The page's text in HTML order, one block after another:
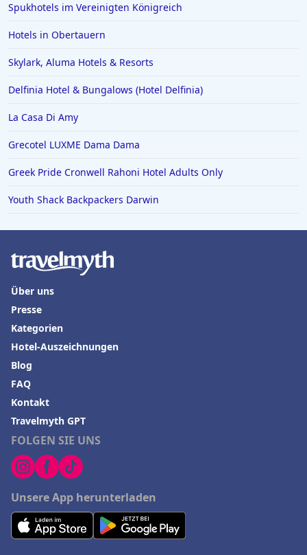
Spukhotels im Vereinigten Königreich
Hotels in Obertauern
Skylark, Aluma Hotels & Resorts
Delfinia Hotel & Bungalows (Hotel Delfinia)
La Casa Di Amy
Grecotel LUXME Dama Dama
Greek Pride Cronwell Rahoni Hotel Adults Only
Youth Shack Backpackers Darwin
FOLGEN SIE UNS
Unsere App herunterladen
Über uns
Presse
Kategorien
Hotel-Auszeichnungen
Blog
FAQ
Kontakt
Travelmyth GPT